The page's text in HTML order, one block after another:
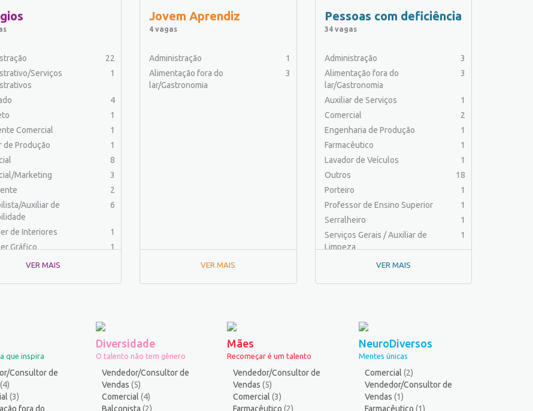
22
Serviços
1
4
1
Comercial
1
de Produção
1
8
Marketing
3
2
Auxiliar de
6
de Interiores
1
Gráfico
1
Físico
1
industrial
1
11
VER MAIS
Jovem Aprendiz
4 vagas
Administração
1
Alimentação fora do
lar/Gastronomia
3
VER MAIS
Pessoas com deficiência
34 vagas
Administração
3
Alimentação fora do
lar/Gastronomia
3
Auxiliar de Serviços
1
Comercial
2
Engenharia de Produção
1
Farmacêutico
1
Lavador de Veículos
1
Outros
18
Porteiro
1
Professor de Ensino Superior
1
Serralheiro
1
Serviços Gerais / Auxiliar de
Limpeza
1
VER MAIS
que inspira
Consultor de
(4)
(3)
fora do
Diversidade
O talento não tem gênero
Vendedor/Consultor de
Vendas (5)
Comercial (4)
Balconista (2)
Mães
Recomeçar é um talento
Vendedor/Consultor de
Vendas(5)
Comercial(3)
Farmacêutico(2)
NeuroDiversos
Mentes únicas
Comercial (2)
Vendedor/Consultor de
Vendas (1)
Farmacêutico (1)